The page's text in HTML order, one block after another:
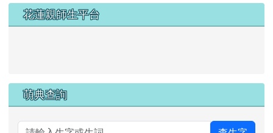
左邊區域內容
花蓮親師生平台
萌典查詢